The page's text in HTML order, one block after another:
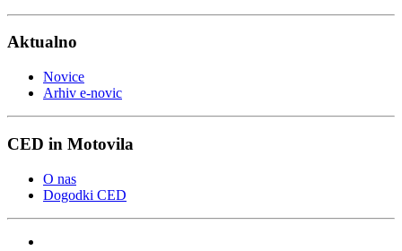
Aktualno
Novice
Arhiv e-novic
CED in Motovila
O nas
Dogodki CED